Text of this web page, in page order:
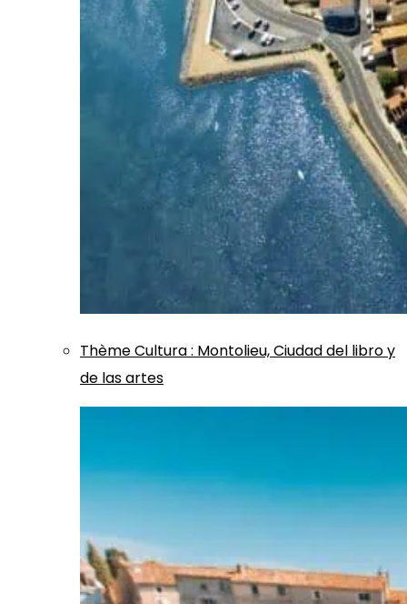
ThèmeCultura: Montolieu, Ciudad del libro y
de las artes